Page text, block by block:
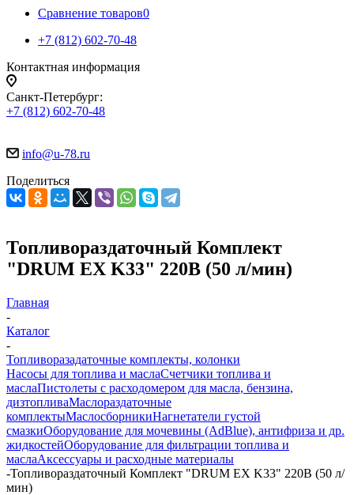
Сравнение товаров0
+7 (812) 602-70-48
Контактная информация
Санкт-Петербург:
+7 (812) 602-70-48
info@u-78.ru
Поделиться
Топливораздаточный Комплект
"DRUM EX K33" 220В (50 л/мин)
Главная
-
Каталог
-
Топливоразадаточные комплекты, колонки
Насосы для топлива и маслаСчетчики топлива и
маслаПистолеты с расходомером для масла, бензина,
дизтопливаМаслораздаточные
комплектыМаслосборникиНагнетатели густой
смазкиОборудование для мочевины (AdBlue), антифриза и др.
жидкостейОборудование для фильтрации топлива и
маслаАксессуары и расходные материалы
-Топливораздаточный Комплект "DRUM EX K33" 220В (50 л/
мин)